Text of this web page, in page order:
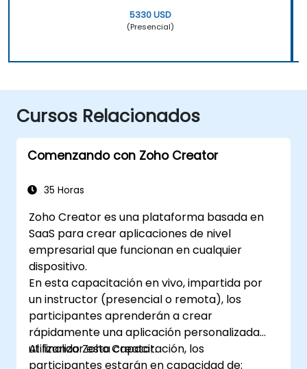
5330 USD
(Presencial)
Cursos Relacionados
Comenzando con Zoho Creator
35 Horas
Zoho Creator es una plataforma basada en
SaaS para crear aplicaciones de nivel
empresarial que funcionan en cualquier
dispositivo.
En esta capacitación en vivo, impartida por
un instructor (presencial o remota), los
participantes aprenderán a crear
rápidamente una aplicación personalizada
utilizando Zoho Creator.
Al finalizar esta capacitación, los
participantes estarán en capacidad de: